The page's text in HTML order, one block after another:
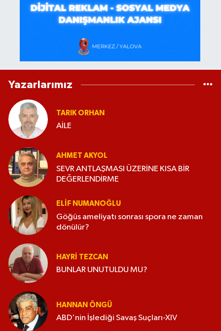
Yazarlarımız
TARIK ORHAN
AİLE
AHMET AKYOL
SEVR ANTLAŞMASI ÜZERİNE KISA BİR
DEĞERLENDİRME
ELİF NUMANOĞLU
Göğüs ameliyatı sonrası spora ne zaman
dönülür?
HAYRI TEZCAN
BUNLAR UNUTULDU MU?
HANNAN ÖNGÜ
ABD'nin İşlediği Savaş Suçları-XIV